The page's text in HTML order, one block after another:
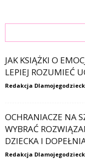
JAK KSIĄŻKI O
LEPIEJ ROZUMIEĆ
Redakcja
OCHRANIACZE NA
WYBRAĆ
DZIECKA I
Redakcja